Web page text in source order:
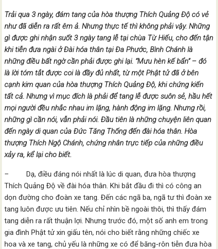
Trải qua 3 ngày, đám tang của hòa thượng Thích Quảng Độ có vẻ
như đã diễn ra rất êm ả. Nhưng thực tế thì không phải vậy. Những
gì được ghi nhận suốt 3 ngày tang lễ tại chùa Từ Hiếu, cho đến tận
khi tiễn đưa ngài ở Đài hóa thân tại Đa Phước, Bình Chánh là
những điều bất ngờ cần phải được ghi lại. “Mưu hèn kế bẩn” – đó
là lời tóm tắt được coi là đầy đủ nhất, từ một Phật tử đã ở bên
cạnh kim quan của hòa thượng Thích Quảng Độ, khi chứng kiến
tất cả. Nhưng vì mục đích là phải để tang lễ được suôn sẻ, hầu hết
mọi người đều nhắc nhau im lặng, hành động im lặng. Nhưng rồi,
những gì cần nói, vẫn phải nói. Đầu tiên là những chuyện liên quan
đến ngày di quan của Đức Tăng Thống đến đài hóa thân. Hòa
thượng Thích Ngộ Chánh, chứng nhân trực tiếp của những điều
xảy ra, kể lại cho biết.
– Dạ, điều đáng nói nhất là lúc di quan, đưa hòa thượng
Thích Quảng Độ về đài hóa thân. Khi bắt đầu đi thì có công an
dọn đường cho đoàn xe tang. Đến các ngã ba, ngã tư thì đoàn xe
tang luôn được ưu tiên. Nếu chỉ nhìn bề ngoài thôi, thì thấy đám
tang diễn ra rất thuận lợi. Nhưng trước đó, một số anh em trong
gia đình Phật tử xin giấu tên, nói cho biết rằng những chiếc xe
hoa và xe tang, chủ yếu là những xe có để băng-rôn tiễn đưa hòa